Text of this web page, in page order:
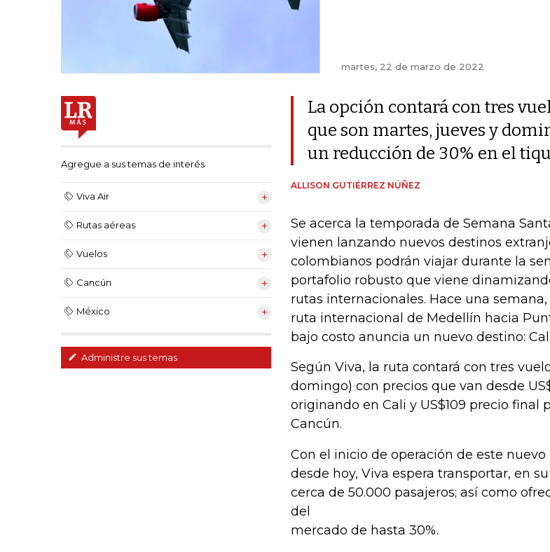
martes, 22 de marzo de 2022
Agregue a sus temas de interés
Viva Air
Rutas aéreas
Vuelos
Cancún
México
Administre sus temas
La opción contará con tres
que son martes, jueves y
un reducción de 30% en el
ALLISON GUTIÉRREZ NÚÑEZ
Se acerca la temporada de Semana
vienen lanzando nuevos destinos
colombianos podrán viajar durante la
portafolio robusto que viene
rutas internacionales. Hace una
ruta internacional de Medellín hacia
bajo costo anuncia un nuevo destino:
Según Viva, la ruta contará con tres
domingo) con precios que van desde
originando en Cali y US$109 precio final
Cancún.
Con el inicio de operación de este
desde hoy, Viva espera transportar, en
cerca de 50.000 pasajeros; así como
del
mercado de hasta 30%.